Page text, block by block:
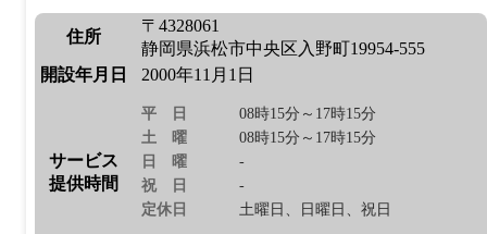
住所
〒4328061
静岡県浜松市中央区入野町19954-555
開設年月日
2000年11月1日
サービス
提供時間
平日
08時15分～17時15分
土曜
08時15分～17時15分
日曜
-
祝日
-
定休日
土曜日、日曜日、祝日